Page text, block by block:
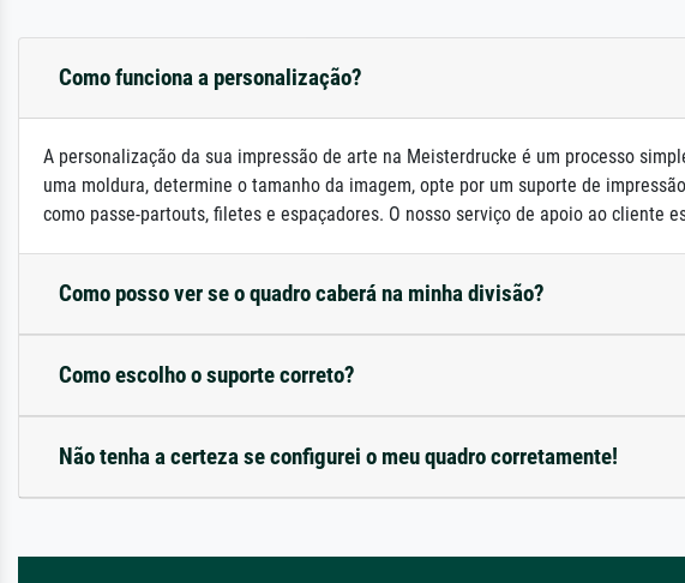
Como funciona a personalização?
A personalização da sua impressão de arte na Meisterdrucke é um processo
uma moldura, determine o tamanho da imagem, opte por um suporte de
como passe-partouts, filetes e espaçadores. O nosso serviço de apoio ao
Como posso ver se o quadro caberá na minha divisão?
Como escolho o suporte correto?
Não tenha a certeza se configurei o meu quadro corretamente!